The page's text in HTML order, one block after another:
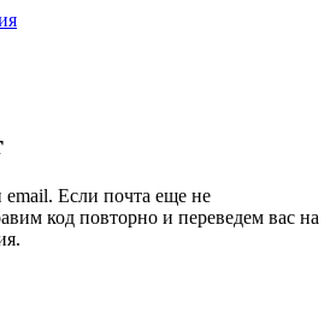
Если почта еще не
код повторно и переведем вас на